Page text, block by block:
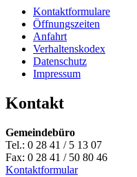
Kontaktformulare
Öffnungszeiten
Anfahrt
Verhaltenskodex
Datenschutz
Impressum
Kontakt
Gemeindebüro
Tel.: 0 28 41 / 5 13 07
Fax: 0 28 41 / 50 80 46
Kontaktformular